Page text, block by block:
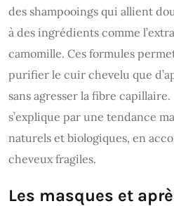
des shampooings qui allient
à des ingrédients comme
camomille. Ces formules
purifier le cuir chevelu que
sans agresser la fibre
s’explique par une tendance
naturels et biologiques, en
cheveux fragiles.
Les masques et